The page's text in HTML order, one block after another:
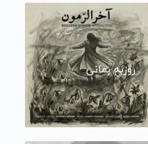
روزبه بمانی